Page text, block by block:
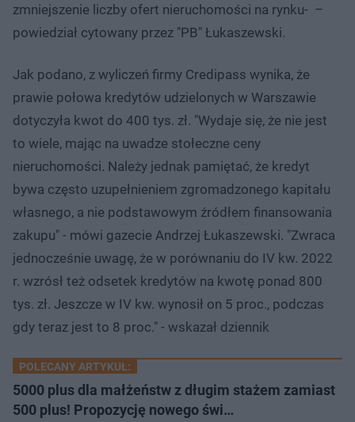
zmniejszenie liczby ofert nieruchomości na rynku- –
powiedział cytowany przez "PB" Łukaszewski.
Jak podano, z wyliczeń firmy Credipass wynika, że
prawie połowa kredytów udzielonych w Warszawie
dotyczyła kwot do 400 tys. zł. "Wydaje się, że nie jest
to wiele, mając na uwadze stołeczne ceny
nieruchomości. Należy jednak pamiętać, że kredyt
bywa często uzupełnieniem zgromadzonego kapitału
własnego, a nie podstawowym źródłem finansowania
zakupu" - mówi gazecie Andrzej Łukaszewski. "Zwraca
jednocześnie uwagę, że w porównaniu do IV kw. 2022
r. wzrósł też odsetek kredytów na kwotę ponad 800
tys. zł. Jeszcze w IV kw. wynosił on 5 proc., podczas
gdy teraz jest to 8 proc." - wskazał dziennik
POLECANY ARTYKUŁ:
5000 plus dla małżeństw z długim stażem zamiast
500 plus! Propozycję nowego świ…